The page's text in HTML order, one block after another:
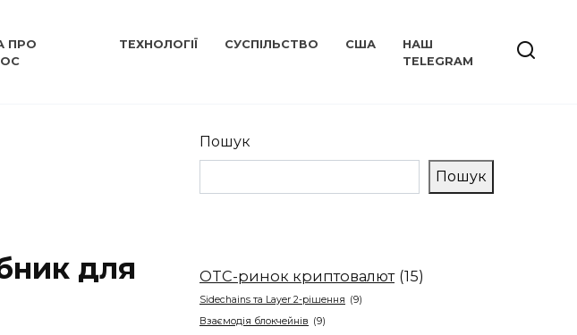
ПРО
ТЕХНОЛОГІЇ СУСПІЛЬСТВО США
НАШ
TELEGRAM
для
Пошук
Пошук
OTC-ринок криптовалют (15)
Sidechains та Layer 2-рішення (9)
Взаємодія блокчейнів (9)